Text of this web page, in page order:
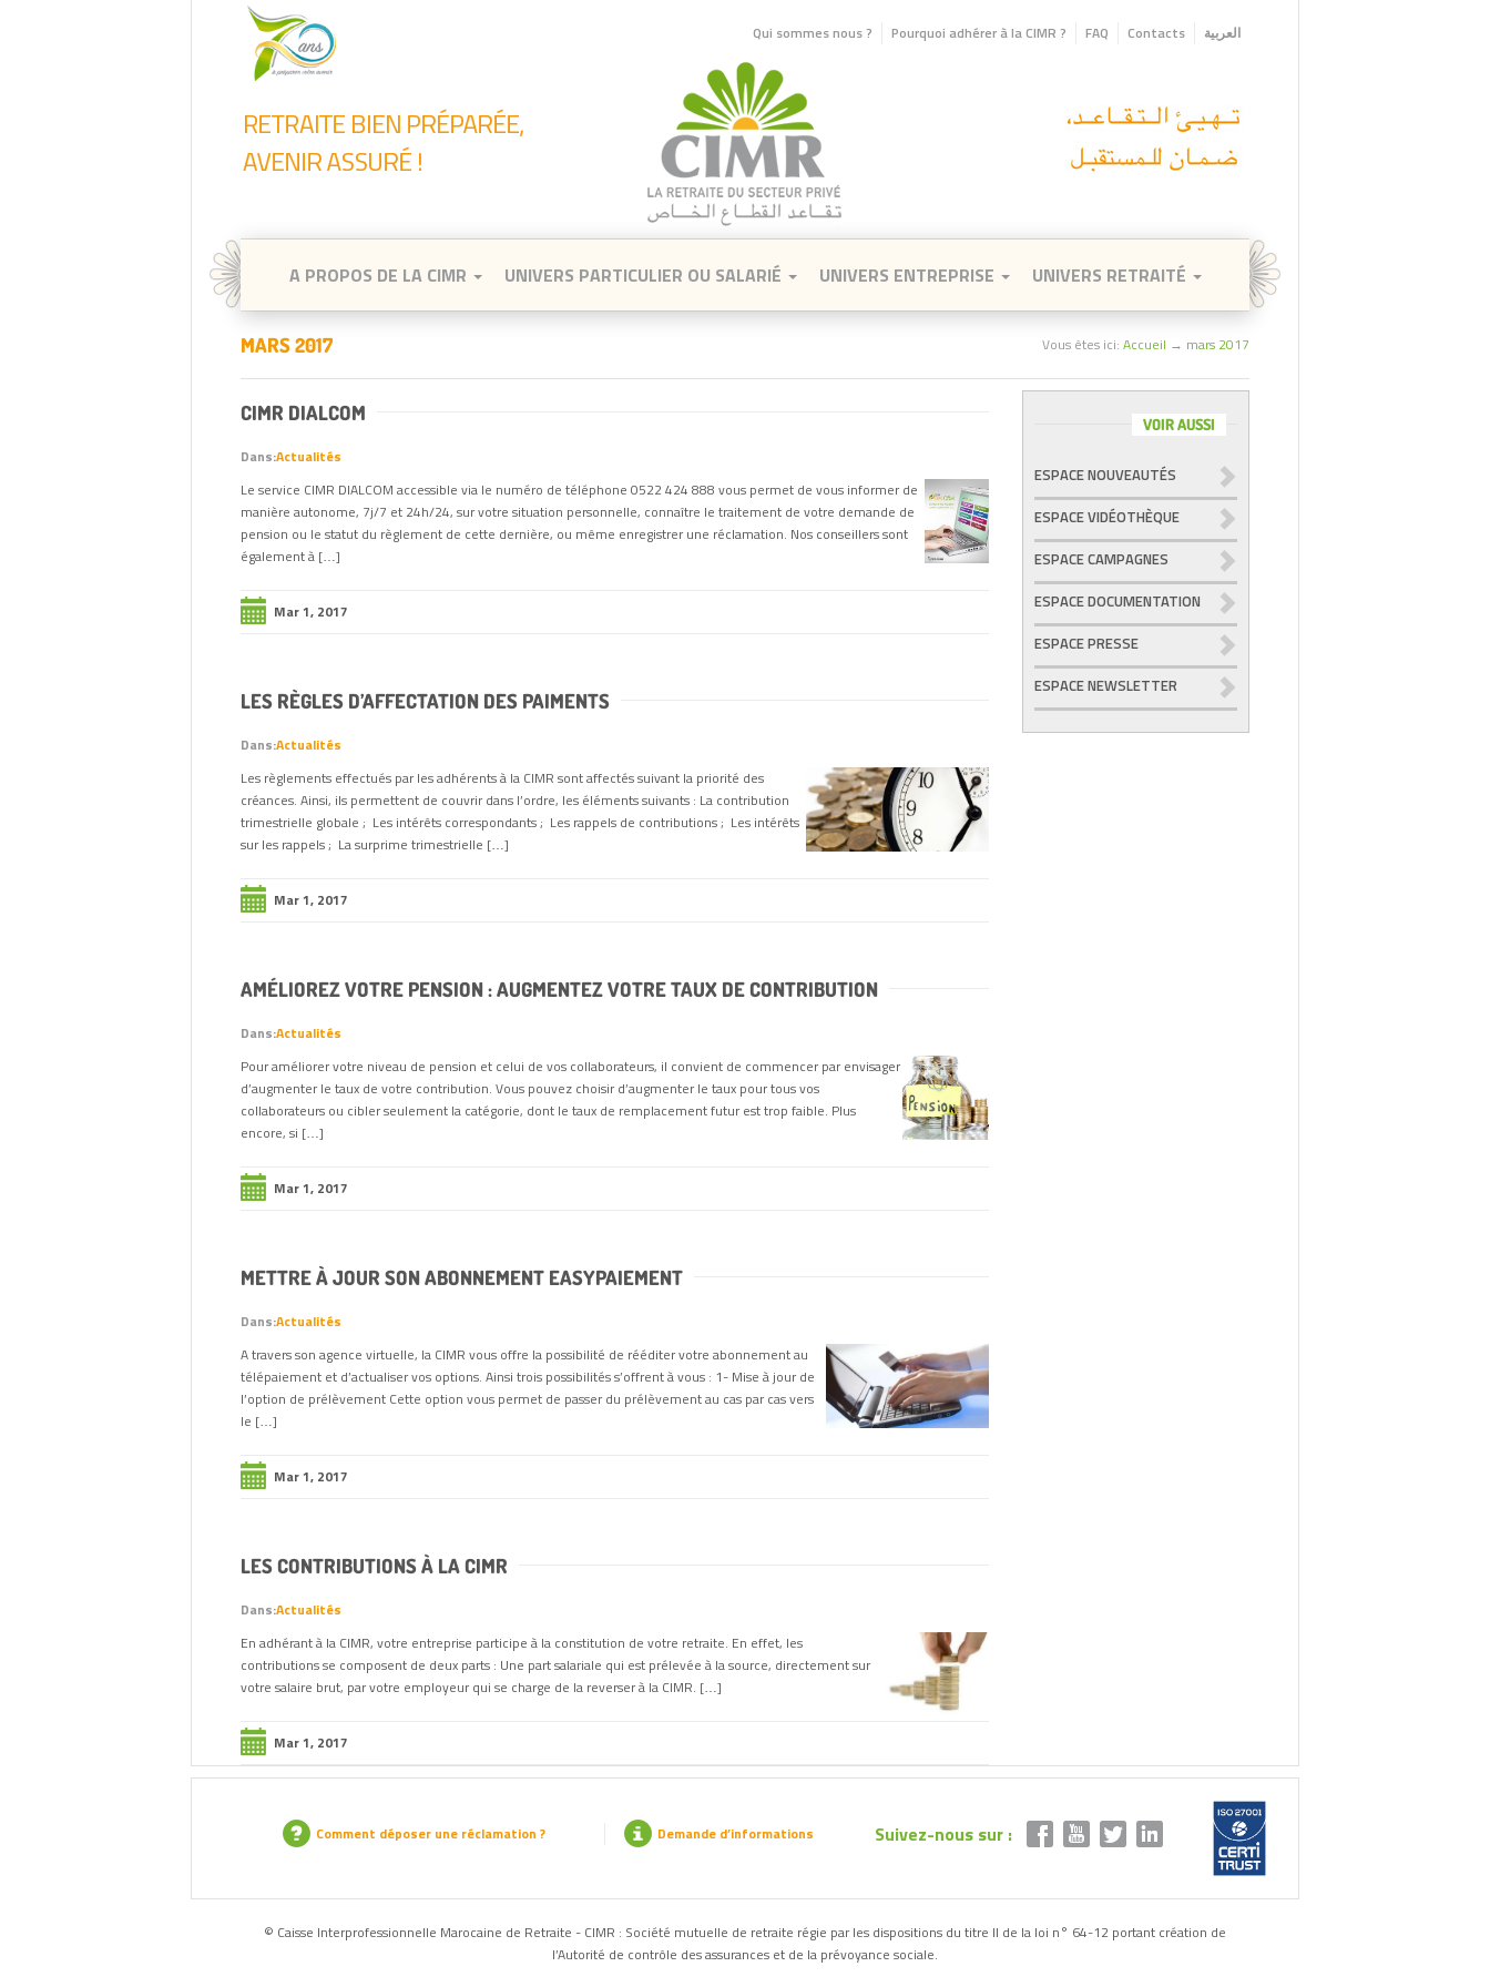
Qui sommes nous ? Pourquoi adhérer à la CIMR ? FAQ Contacts العربية
A PROPOS DE LA CIMR UNIVERS PARTICULIER OU SALARIÉ UNIVERS ENTREPRISE UNIVERS RETRAITÉ
MARS 2017 Vous êtes ici: Accueil → mars 2017
CIMR DIALCOM
Dans:Actualités
Le service CIMR DIALCOM accessible via le numéro de téléphone 0522 424 888 vous permet de vous informer de
manière autonome, 7j/7 et 24h/24, sur votre situation personnelle, connaître le traitement de votre demande de
pension ou le statut du règlement de cette dernière, ou même enregistrer une réclamation. Nos conseillers sont
également à […]
Mar 1, 2017
LES RÈGLES D’AFFECTATION DES PAIMENTS
Dans:Actualités
Les règlements effectués par les adhérents à la CIMR sont affectés suivant la priorité des
créances. Ainsi, ils permettent de couvrir dans l’ordre, les éléments suivants : La contribution
trimestrielle globale ; Les intérêts correspondants ; Les rappels de contributions ; Les intérêts
sur les rappels ; La surprime trimestrielle […]
Mar 1, 2017
AMÉLIOREZ VOTRE PENSION : AUGMENTEZ VOTRE TAUX DE CONTRIBUTION
Dans:Actualités
Pour améliorer votre niveau de pension et celui de vos collaborateurs, il convient de commencer par envisager
d’augmenter le taux de votre contribution. Vous pouvez choisir d’augmenter le taux pour tous vos
collaborateurs ou cibler seulement la catégorie, dont le taux de remplacement futur est trop faible. Plus
encore, si […]
Mar 1, 2017
METTRE À JOUR SON ABONNEMENT EASYPAIEMENT
Dans:Actualités
A travers son agence virtuelle, la CIMR vous offre la possibilité de rééditer votre abonnement au
télépaiement et d’actualiser vos options. Ainsi trois possibilités s’offrent à vous : 1- Mise à jour de
l’option de prélèvement Cette option vous permet de passer du prélèvement au cas par cas vers
le […]
Mar 1, 2017
LES CONTRIBUTIONS À LA CIMR
Dans:Actualités
En adhérant à la CIMR, votre entreprise participe à la constitution de votre retraite. En effet, les
contributions se composent de deux parts : Une part salariale qui est prélevée à la source, directement sur
votre salaire brut, par votre employeur qui se charge de la reverser à la CIMR. […]
Mar 1, 2017
VOIR AUSSI
ESPACE NOUVEAUTÉS
ESPACE VIDÉOTHÈQUE
ESPACE CAMPAGNES
ESPACE DOCUMENTATION
ESPACE PRESSE
ESPACE NEWSLETTER
Comment déposer une réclamation ? Demande d’informations Suivez-nous sur :
© Caisse Interprofessionnelle Marocaine de Retraite - CIMR : Société mutuelle de retraite régie par les dispositions du titre II de la loi n° 64-12 portant création de
l’Autorité de contrôle des assurances et de la prévoyance sociale.